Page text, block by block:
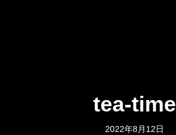
tea-time
2022年8月12日